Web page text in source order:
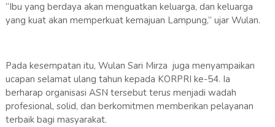
“Ibu yang berdaya akan menguatkan keluarga, dan keluarga
yang kuat akan memperkuat kemajuan Lampung,” ujar Wulan.
Pada kesempatan itu, Wulan Sari Mirza juga menyampaikan
ucapan selamat ulang tahun kepada KORPRI ke-54. Ia
berharap organisasi ASN tersebut terus menjadi wadah
profesional, solid, dan berkomitmen memberikan pelayanan
terbaik bagi masyarakat.